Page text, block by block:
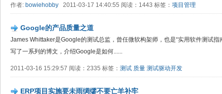
作者: bowiehobby 2011-03-17 14:40:55 阅读：1443 标签： 项目管理
Google的产品质量之道
James Whittaker是Google的测试总监，曾任微软构架师，也是“实用软件测试
写了一系列的博文，介绍Google是如何......
2011-03-16 15:29:57 阅读：2335 标签： 测试 质量 测试驱动开发
ERP项目实施要未雨绸缪不要亡羊补牢